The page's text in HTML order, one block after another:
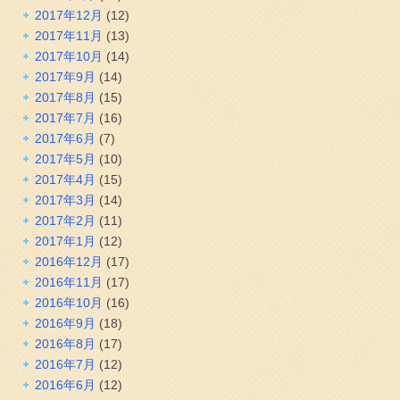
2017年12月 (12)
2017年11月 (13)
2017年10月 (14)
2017年9月 (14)
2017年8月 (15)
2017年7月 (16)
2017年6月 (7)
2017年5月 (10)
2017年4月 (15)
2017年3月 (14)
2017年2月 (11)
2017年1月 (12)
2016年12月 (17)
2016年11月 (17)
2016年10月 (16)
2016年9月 (18)
2016年8月 (17)
2016年7月 (12)
2016年6月 (12)